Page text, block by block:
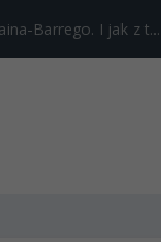
Barrego. I jak z t...